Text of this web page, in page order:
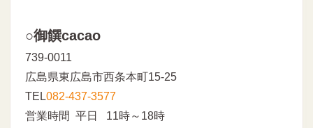
○御饌cacao
739-0011
広島県東広島市西条本町15-25
TEL082-437-3577
営業時間 平日 11時～18時